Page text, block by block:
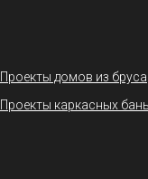
Проекты домов из бруса
Проекты каркасных бань